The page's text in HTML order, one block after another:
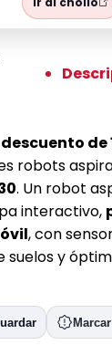
descuento de
robots
. Un robot
interactivo,
, con
suelos y